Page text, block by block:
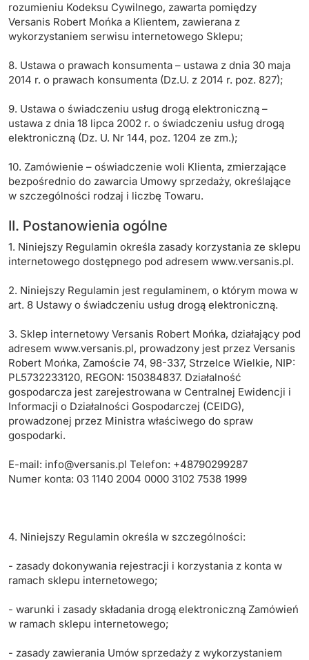
rozumieniu Kodeksu Cywilnego, zawarta pomiędzy
Versanis Robert Mońka a Klientem, zawierana z
wykorzystaniem serwisu internetowego Sklepu;
8. Ustawa o prawach konsumenta – ustawa z dnia 30 maja
2014 r. o prawach konsumenta (Dz.U. z 2014 r. poz. 827);
9. Ustawa o świadczeniu usług drogą elektroniczną –
ustawa z dnia 18 lipca 2002 r. o świadczeniu usług drogą
elektroniczną (Dz. U. Nr 144, poz. 1204 ze zm.);
10. Zamówienie – oświadczenie woli Klienta, zmierzające
bezpośrednio do zawarcia Umowy sprzedaży, określające
w szczególności rodzaj i liczbę Towaru.
II. Postanowienia ogólne
1. Niniejszy Regulamin określa zasady korzystania ze sklepu
internetowego dostępnego pod adresem www.versanis.pl.
2. Niniejszy Regulamin jest regulaminem, o którym mowa w
art. 8 Ustawy o świadczeniu usług drogą elektroniczną.
3. Sklep internetowy Versanis Robert Mońka, działający pod
adresem www.versanis.pl, prowadzony jest przez Versanis
Robert Mońka, Zamoście 74, 98-337, Strzelce Wielkie, NIP:
PL5732233120, REGON: 150384837. Działalność
gospodarcza jest zarejestrowana w Centralnej Ewidencji i
Informacji o Działalności Gospodarczej (CEIDG),
prowadzonej przez Ministra właściwego do spraw
gospodarki.
E-mail: info@versanis.pl Telefon: +48790299287
Numer konta: 03 1140 2004 0000 3102 7538 1999
4. Niniejszy Regulamin określa w szczególności:
- zasady dokonywania rejestracji i korzystania z konta w
ramach sklepu internetowego;
- warunki i zasady składania drogą elektroniczną Zamówień
w ramach sklepu internetowego;
- zasady zawierania Umów sprzedaży z wykorzystaniem